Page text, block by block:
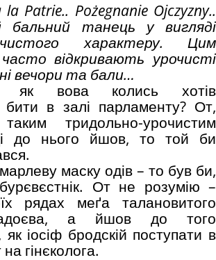
la Patrie.. Pożegnanie Ojczyzny..
бальний танець у вигляді
характеру. Цим
відкривають урочисті
вечори та бали…
як вова колись хотів
бити в залі парламенту? От,
тридольно-урочистим
до нього йшов, то той би
маску одів – то був би,
От не розумію –
рядах меґа талановитого
а йшов до того
іосіф бродскій поступати в
гінєколога.